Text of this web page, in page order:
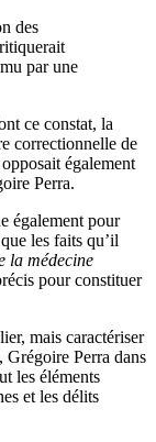
des
par une
ce constat, la
correctionnelle de
également
Perra.
également pour
les faits qu’il
la médecine
pour constituer
mais caractériser
Grégoire Perra dans
les éléments
et les délits